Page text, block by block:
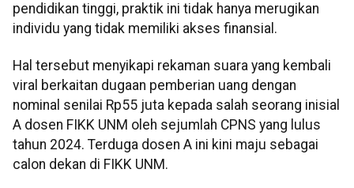
pendidikan tinggi, praktik ini tidak hanya merugikan
individu yang tidak memiliki akses finansial.
Hal tersebut menyikapi rekaman suara yang kembali
viral berkaitan dugaan pemberian uang dengan
nominal senilai Rp55 juta kepada salah seorang inisial
A dosen FIKK UNM oleh sejumlah CPNS yang lulus
tahun 2024. Terduga dosen A ini kini maju sebagai
calon dekan di FIKK UNM.